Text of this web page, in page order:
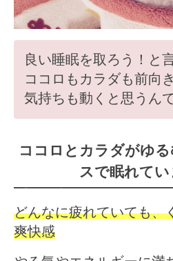
良い睡眠を取ろう！と
ココロもカラダも前向
気持ちも動くと思うん
ココロとカラダがゆ
スで眠れてい
どんなに疲れていても、
爽快感